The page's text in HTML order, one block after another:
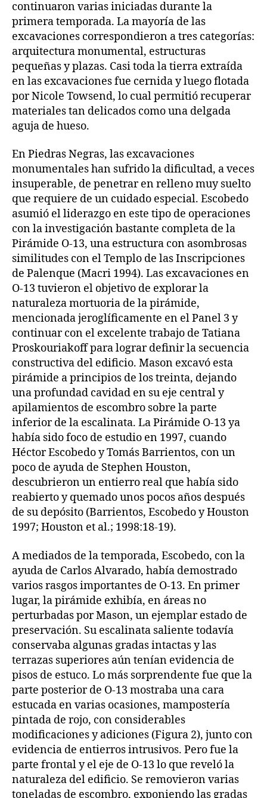
continuaron varias iniciadas durante la
primera temporada. La mayoría de las
excavaciones correspondieron a tres categorías:
arquitectura monumental, estructuras
pequeñas y plazas. Casi toda la tierra extraída
en las excavaciones fue cernida y luego flotada
por Nicole Towsend, lo cual permitió recuperar
materiales tan delicados como una delgada
aguja de hueso.
En Piedras Negras, las excavaciones
monumentales han sufrido la dificultad, a veces
insuperable, de penetrar en relleno muy suelto
que requiere de un cuidado especial. Escobedo
asumió el liderazgo en este tipo de operaciones
con la investigación bastante completa de la
Pirámide O-13, una estructura con asombrosas
similitudes con el Templo de las Inscripciones
de Palenque (Macri 1994). Las excavaciones en
O-13 tuvieron el objetivo de explorar la
naturaleza mortuoria de la pirámide,
mencionada jeroglíficamente en el Panel 3 y
continuar con el excelente trabajo de Tatiana
Proskouriakoff para lograr definir la secuencia
constructiva del edificio. Mason excavó esta
pirámide a principios de los treinta, dejando
una profundad cavidad en su eje central y
apilamientos de escombro sobre la parte
inferior de la escalinata. La Pirámide O-13 ya
había sido foco de estudio en 1997, cuando
Héctor Escobedo y Tomás Barrientos, con un
poco de ayuda de Stephen Houston,
descubrieron un entierro real que había sido
reabierto y quemado unos pocos años después
de su depósito (Barrientos, Escobedo y Houston
1997; Houston et al.; 1998:18-19).
A mediados de la temporada, Escobedo, con la
ayuda de Carlos Alvarado, había demostrado
varios rasgos importantes de O-13. En primer
lugar, la pirámide exhibía, en áreas no
perturbadas por Mason, un ejemplar estado de
preservación. Su escalinata saliente todavía
conservaba algunas gradas intactas y las
terrazas superiores aún tenían evidencia de
pisos de estuco. Lo más sorprendente fue que la
parte posterior de O-13 mostraba una cara
estucada en varias ocasiones, mampostería
pintada de rojo, con considerables
modificaciones y adiciones (Figura 2), junto con
evidencia de entierros intrusivos. Pero fue la
parte frontal y el eje de O-13 lo que reveló la
naturaleza del edificio. Se removieron varias
toneladas de escombro, exponiendo las gradas